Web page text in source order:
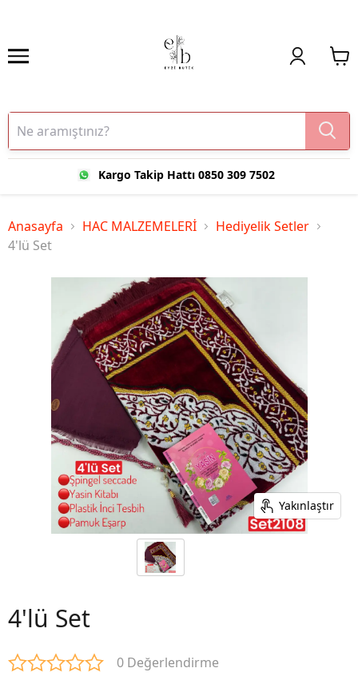
Kargo Takip Hattı 0850 309 7502
Anasayfa HAC MALZEMELERİ
Hediyelik Setler
4'lü Set
Yakınlaştır
4'lü Set
0 Değerlendirme